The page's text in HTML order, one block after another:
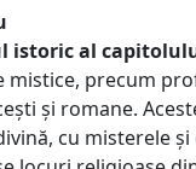
istoric al
mistice, precum
și romane.
cu misterele